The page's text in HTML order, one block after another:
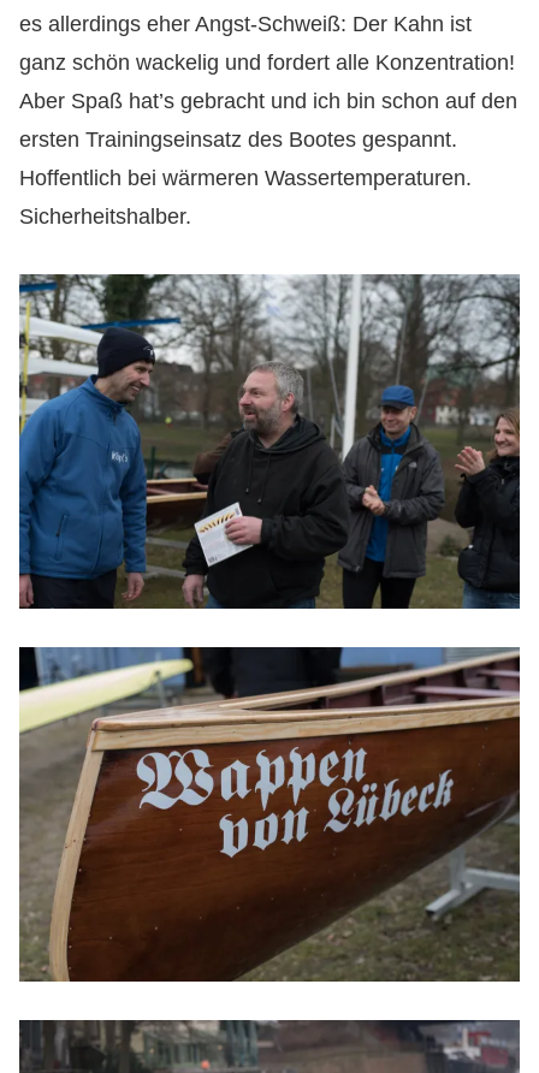
es allerdings eher Angst-Schweiß: Der Kahn ist
ganz schön wackelig und fordert alle Konzentration!
Aber Spaß hat’s gebracht und ich bin schon auf den
ersten Trainingseinsatz des Bootes gespannt.
Hoffentlich bei wärmeren Wassertemperaturen.
Sicherheitshalber.